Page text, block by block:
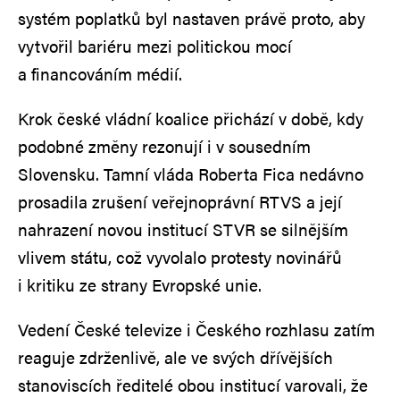
systém poplatků byl nastaven právě proto, aby
vytvořil bariéru mezi politickou mocí
a financováním médií.
Krok české vládní koalice přichází v době, kdy
podobné změny rezonují i v sousedním
Slovensku. Tamní vláda Roberta Fica nedávno
prosadila zrušení veřejnoprávní RTVS a její
nahrazení novou institucí STVR se silnějším
vlivem státu, což vyvolalo protesty novinářů
i kritiku ze strany Evropské unie.
Vedení České televize i Českého rozhlasu zatím
reaguje zdrženlivě, ale ve svých dřívějších
stanoviscích ředitelé obou institucí varovali, že